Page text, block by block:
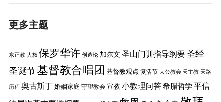
更多主题
东正教 人权 保罗华许 创造论 加尔文 圣山门训指导纲要圣经
圣诞节基督教合唱团 基督教观点 复活节 大公教会 天主教 天路
历程 奥古斯丁婚姻家庭 守望教会 宣教 小教理问答希腊哲学平信